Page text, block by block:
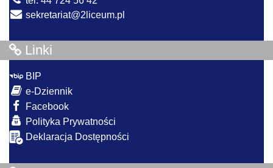
sekretariat@2liceum.pl
Linki
BIP
e-Dziennik
Facebook
Polityka Prywatności
Deklaracja Dostępności